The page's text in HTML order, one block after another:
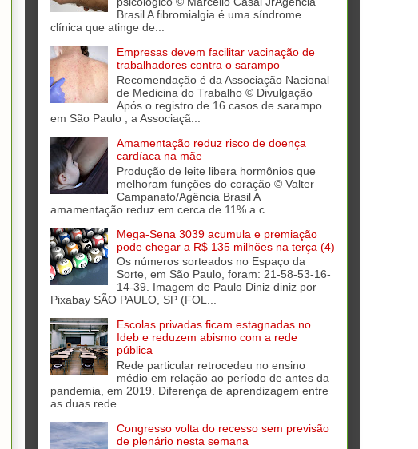
Brasil A fibromialgia é uma síndrome
clínica que atinge de...
Empresas devem facilitar vacinação de
trabalhadores contra o sarampo
Recomendação é da Associação Nacional
de Medicina do Trabalho © Divulgação
Após o registro de 16 casos de sarampo
em São Paulo , a Associaçã...
Amamentação reduz risco de doença
cardíaca na mãe
Produção de leite libera hormônios que
melhoram funções do coração © Valter
Campanato/Agência Brasil A
amamentação reduz em cerca de 11% a c...
Mega-Sena 3039 acumula e premiação
pode chegar a R$ 135 milhões na terça (4)
Os números sorteados no Espaço da
Sorte, em São Paulo, foram: 21-58-53-16-
14-39. Imagem de Paulo Diniz diniz por
Pixabay SÃO PAULO, SP (FOL...
Escolas privadas ficam estagnadas no
Ideb e reduzem abismo com a rede
pública
Rede particular retrocedeu no ensino
médio em relação ao período de antes da
pandemia, em 2019. Diferença de aprendizagem entre
as duas rede...
Congresso volta do recesso sem previsão
de plenário nesta semana